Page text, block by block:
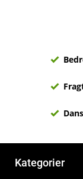
Kategorier